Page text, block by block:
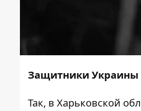
Защитники Украины
Так, в Харьковской